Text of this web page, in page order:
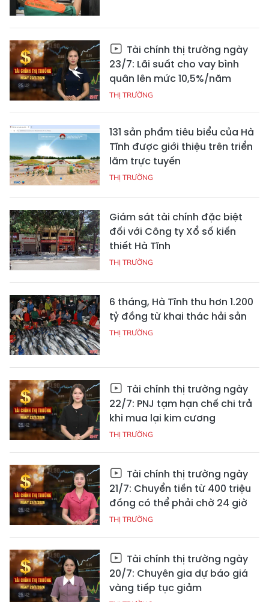
Tài chính thị trường ngày
23/7: Lãi suất cho vay bình
quân lên mức 10,5%/năm
THỊ TRƯỜNG
131 sản phẩm tiêu biểu của Hà
Tĩnh được giới thiệu trên triển
lãm trực tuyến
THỊ TRƯỜNG
Giám sát tài chính đặc biệt
đối với Công ty Xổ số kiến
thiết Hà Tĩnh
THỊ TRƯỜNG
6 tháng, Hà Tĩnh thu hơn 1.200
tỷ đồng từ khai thác hải sản
THỊ TRƯỜNG
Tài chính thị trường ngày
22/7: PNJ tạm hạn chế chi trả
khi mua lại kim cương
THỊ TRƯỜNG
Tài chính thị trường ngày
21/7: Chuyển tiền từ 400 triệu
đồng có thể phải chờ 24 giờ
THỊ TRƯỜNG
Tài chính thị trường ngày
20/7: Chuyên gia dự báo giá
vàng tiếp tục giảm